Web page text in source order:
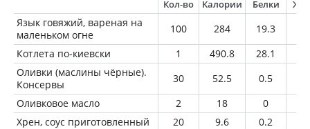
Кол-во Калории Белки
Язык говяжий, вареная на
маленьком огне
100 284 19.3
Котлета по-киевски
1 490.8 28.1
Оливки (маслины чёрные).
Консервы
30 52.5 0.5
Оливковое масло
2 18 0
Хрен, соус приготовленный
20 9.6 0.2